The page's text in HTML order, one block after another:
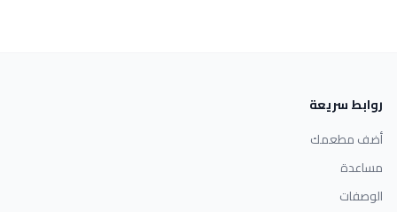
روابط سريعة
أضف مطعمك
مساعدة
الوصفات